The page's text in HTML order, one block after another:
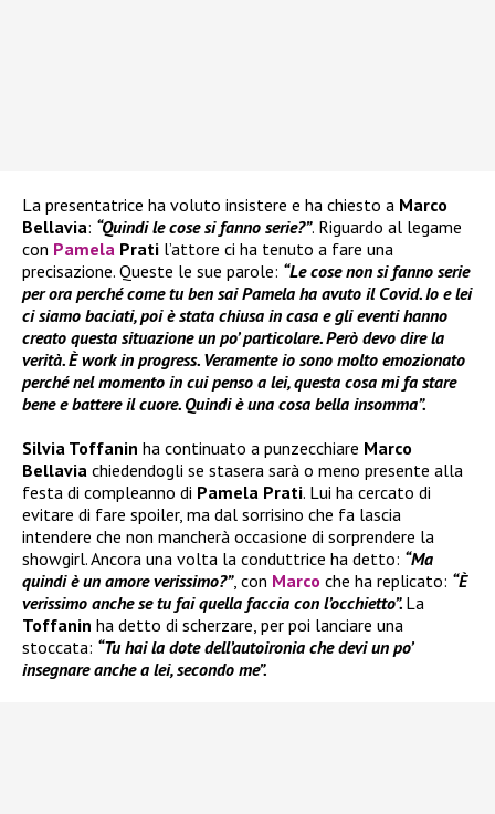
La presentatrice ha voluto insistere e ha chiesto a Marco
Bellavia: “Quindi le cose si fanno serie?”. Riguardo al legame
con Pamela Prati l’attore ci ha tenuto a fare una
precisazione. Queste le sue parole: “Le cose non si fanno serie
per ora perché come tu ben sai Pamela ha avuto il Covid. Io e lei
ci siamo baciati, poi è stata chiusa in casa e gli eventi hanno
creato questa situazione un po’ particolare. Però devo dire la
verità. È work in progress. Veramente io sono molto emozionato
perché nel momento in cui penso a lei, questa cosa mi fa stare
bene e battere il cuore. Quindi è una cosa bella insomma”.
Silvia Toffanin ha continuato a punzecchiare Marco
Bellavia chiedendogli se stasera sarà o meno presente alla
festa di compleanno di Pamela Prati. Lui ha cercato di
evitare di fare spoiler, ma dal sorrisino che fa lascia
intendere che non mancherà occasione di sorprendere la
showgirl. Ancora una volta la conduttrice ha detto: “Ma
quindi è un amore verissimo?”, con Marco che ha replicato: “È
verissimo anche se tu fai quella faccia con l’occhietto”. La
Toffanin ha detto di scherzare, per poi lanciare una
stoccata: “Tu hai la dote dell’autoironia che devi un po’
insegnare anche a lei, secondo me”.